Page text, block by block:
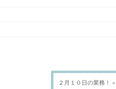
２月１０日の業務！ »